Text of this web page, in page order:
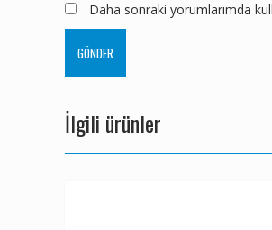
Daha sonraki yorumlarımda
İlgili ürünler